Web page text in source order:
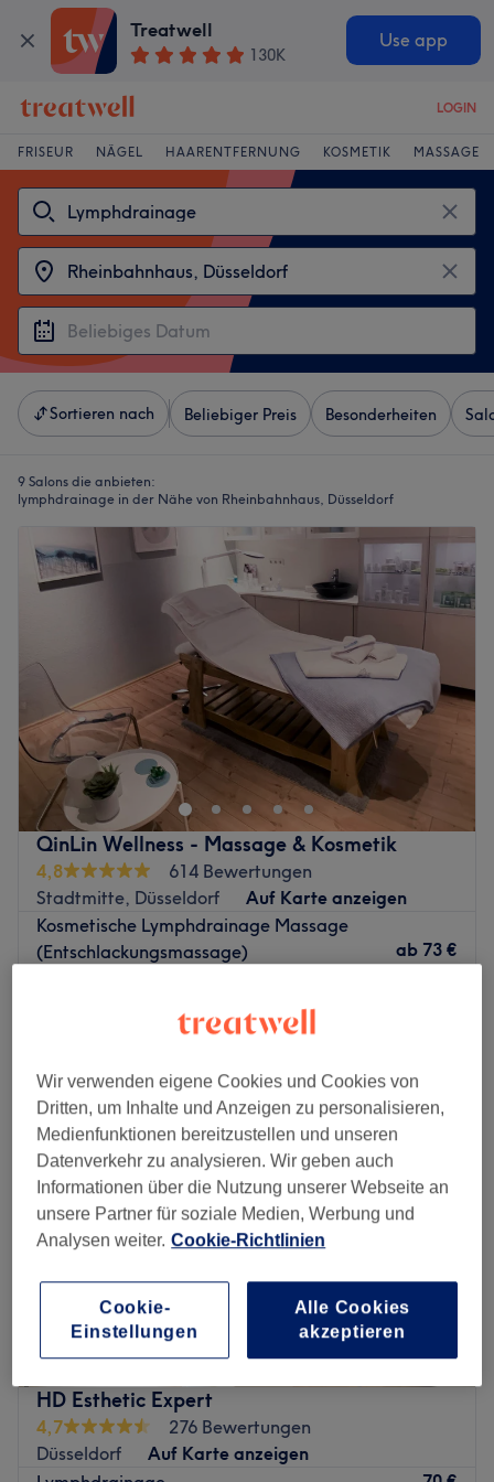
Treatwell
130K
Use app
LOGIN
FRISEUR NÄGEL HAARENTFERNUNG KOSMETIK MASSAGE
Sortieren nach Beliebiger Preis Besonderheiten
9 Salons die anbieten:
lymphdrainage in der Nähe von Rheinbahnhaus, Düsseldorf
QinLin Wellness - Massage & Kosmetik
4,8
614 Bewertungen
Stadtmitte, Düsseldorf
Auf Karte anzeigen
Kosmetische Lymphdrainage Massage
(Entschlackungsmassage)
ab 73 €
Dienstag
09:45– 22:00
Mittwoch
09:45–22:00
Donnerstag
09:45–22:00
Freitag
09:45–22:00
Samstag
09:45–22:00
Sonntag
10:30– 21:00
QinLin Wellness - Massage & Kosmetik befindet sich in
der Düsseldorfer Stadtmitte und bietet dir eine Vielzahl
von Behandlungen an.
Die U-Bahnstation Schadowstraße ist in sieben Minuten
zu Fuß erreicht. Die Straßenbahnhaltestelle Klosterstraße
erreichst du in fünf Gehminuten.
HD Esthetic Expert
4,7
276 Bewertungen
Düsseldorf
Auf Karte anzeigen
Wir verwenden eigene Cookies und Cookies von
Dritten, um Inhalte und Anzeigen zu personalisieren,
Medienfunktionen bereitzustellen und unseren
Datenverkehr zu analysieren. Wir geben auch
Informationen über die Nutzung unserer Webseite an
unsere Partner für soziale Medien, Werbung und
Analysen weiter. Cookie-Richtlinien
Cookie-
Einstellungen
Alle Cookies
akzeptieren